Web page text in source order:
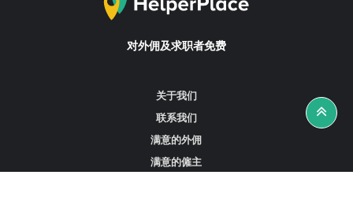
对外佣及求职者免费
关于我们
联系我们
满意的外佣
满意的僱主